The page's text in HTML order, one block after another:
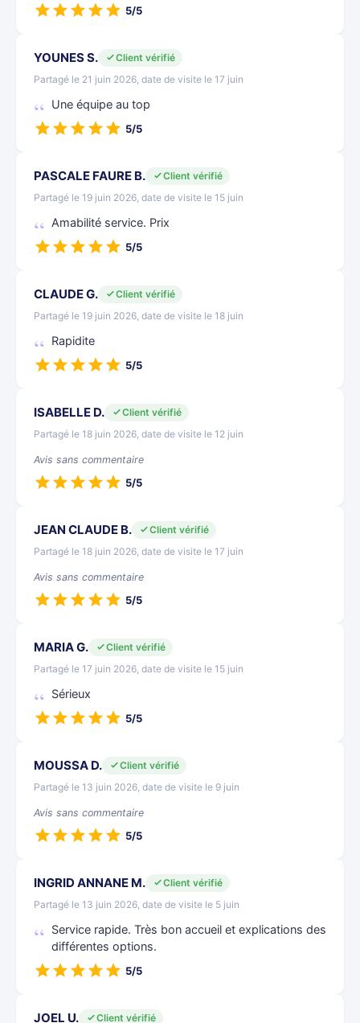
5/5
YOUNES S.
Client vérifié
Partagé le 21 juin 2026, date de visite le 17 juin
Une équipe au top
5/5
PASCALE FAURE B.
Client vérifié
Partagé le 19 juin 2026, date de visite le 15 juin
Amabilité service. Prix
5/5
CLAUDE G.
Client vérifié
Partagé le 19 juin 2026, date de visite le 18 juin
Rapidite
5/5
ISABELLE D.
Client vérifié
Partagé le 18 juin 2026, date de visite le 12 juin
Avis sans commentaire
5/5
JEAN CLAUDE B.
Client vérifié
Partagé le 18 juin 2026, date de visite le 17 juin
Avis sans commentaire
5/5
MARIA G.
Client vérifié
Partagé le 17 juin 2026, date de visite le 15 juin
Sérieux
5/5
MOUSSA D.
Client vérifié
Partagé le 13 juin 2026, date de visite le 9 juin
Avis sans commentaire
5/5
INGRID ANNANE M.
Client vérifié
Partagé le 13 juin 2026, date de visite le 5 juin
Service rapide. Très bon accueil et explications des
différentes options.
5/5
JOEL U.
Client vérifié